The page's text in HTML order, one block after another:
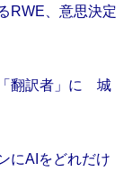
RWE、意思決定
「翻訳者」に 城
にAIをどれだけ